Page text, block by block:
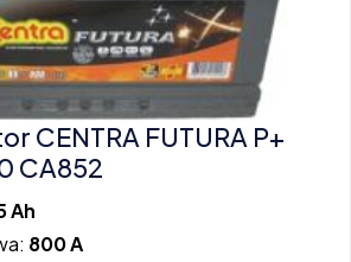
CENTRA FUTURA P+
CA852
Ah
800 A